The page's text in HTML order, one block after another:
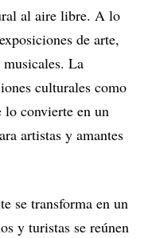
al aire libre. A lo
de arte,
La
culturales como
convierte en un
artistas y amantes
se transforma en un
y turistas se reúnen